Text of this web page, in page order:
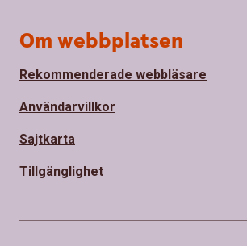
Om webbplatsen
Rekommenderade webbläsare
Användarvillkor
Sajtkarta
Tillgänglighet